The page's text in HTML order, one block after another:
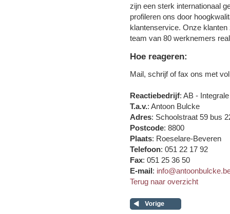
zijn een sterk internationaal
profileren ons door
klantenservice. Onze
team van 80 werknemers
Hoe reageren:
Mail, schrijf of fax ons met
Reactiebedrijf: AB -
T.a.v.: Antoon Bulcke
Adres: Schoolstraat 59 bus
Postcode: 8800
Plaats: Roeselare-Beveren
Telefoon: 051 22 17 92
Fax: 051 25 36 50
E-mail :
Terug naar overzicht